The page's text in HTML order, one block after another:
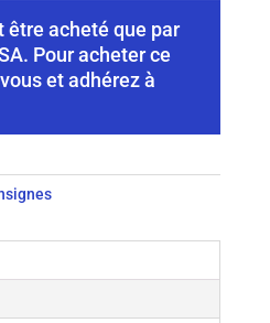
être acheté que par
Pour acheter ce
et adhérez à